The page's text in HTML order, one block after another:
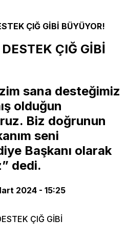
ÇIĞ GİBİ BÜYÜYOR!
ÇIĞ GİBİ
sana desteğimiz
olduğun
Biz doğrunun
seni
Başkanı olarak
dedi.
2024 - 15:25